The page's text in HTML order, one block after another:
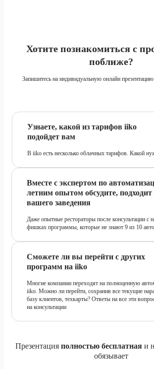
Хотите познакомиться с
поближе?
Запишитесь на индивидуальную онлайн
Узнаете, какой из тарифов iiko
подойдет вам
В iiko есть несколько облачных тарифов. Какой
Вместе с экспертом по
летним опытом обсудите,
вашего заведения
Даже опытные рестораторы после консультации с
фишках программы, которые не знают 9 из 10
Сможете ли вы перейти с других
программ на iiko
Многие компании переходят на полноценную
iiko. Можно ли перейти, сохранив все текущие
базу клиентов, техкарты? Ответы на все эти
на консультации
Презентация полностью бесплатная и
обязывает